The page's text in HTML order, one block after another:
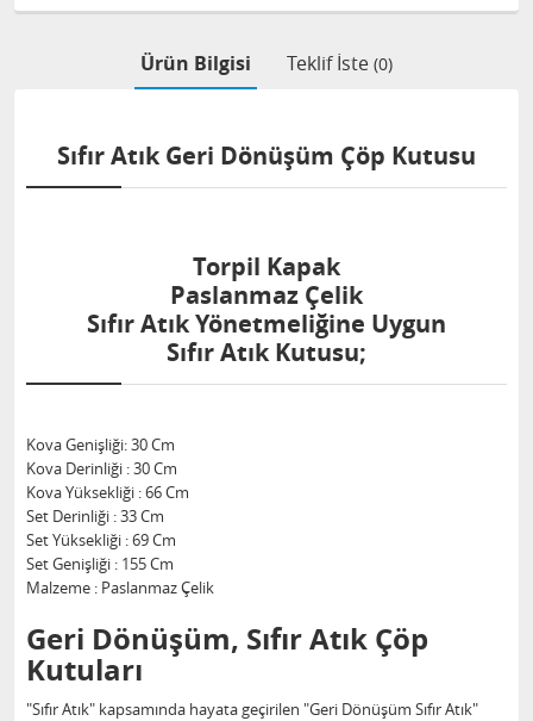
Ürün Bilgisi Teklif İste (0)
Sıfır Atık Geri Dönüşüm Çöp Kutusu
Torpil Kapak
Paslanmaz Çelik
Sıfır Atık Yönetmeliğine Uygun
Sıfır Atık Kutusu;
Kova Genişliği: 30 Cm
Kova Derinliği : 30 Cm
Kova Yüksekliği : 66 Cm
Set Derinliği : 33 Cm
Set Yüksekliği : 69 Cm
Set Genişliği : 155 Cm
Malzeme : Paslanmaz Çelik
Geri Dönüşüm, Sıfır Atık Çöp
Kutuları
"Sıfır Atık" kapsamında hayata geçirilen "Geri Dönüşüm Sıfır Atık"